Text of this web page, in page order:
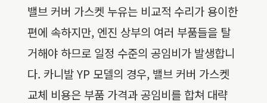
밸브 커버 가스켓 누유는 비교적 수리가 용이한
편에 속하지만, 엔진 상부의 여러 부품들을 탈
거해야 하므로 일정 수준의 공임비가 발생합니
다. 카니발 YP 모델의 경우, 밸브 커버 가스켓
교체 비용은 부품 가격과 공임비를 합쳐 대략